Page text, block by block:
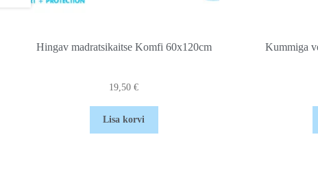
Hingav madratsikaitse Komfi 60x120cm
19,50€
Lisa korvi
Kummiga